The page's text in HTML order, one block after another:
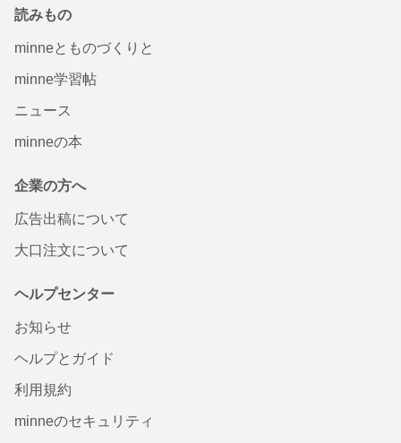
読みもの
minneとものづくりと
minne学習帖
ニュース
minneの本
企業の方へ
広告出稿について
大口注文について
ヘルプセンター
お知らせ
ヘルプとガイド
利用規約
minneのセキュリティ